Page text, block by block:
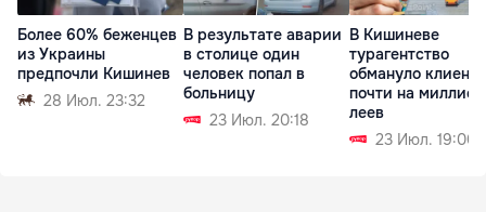
Более 60% беженцев
из Украины
предпочли Кишинев
28 Июл. 23:32
В результате аварии
в столице один
человек попал в
больницу
23 Июл. 20:18
В Кишиневе
турагентство
обмануло
почти на миллион
леев
23 Июл. 19:00